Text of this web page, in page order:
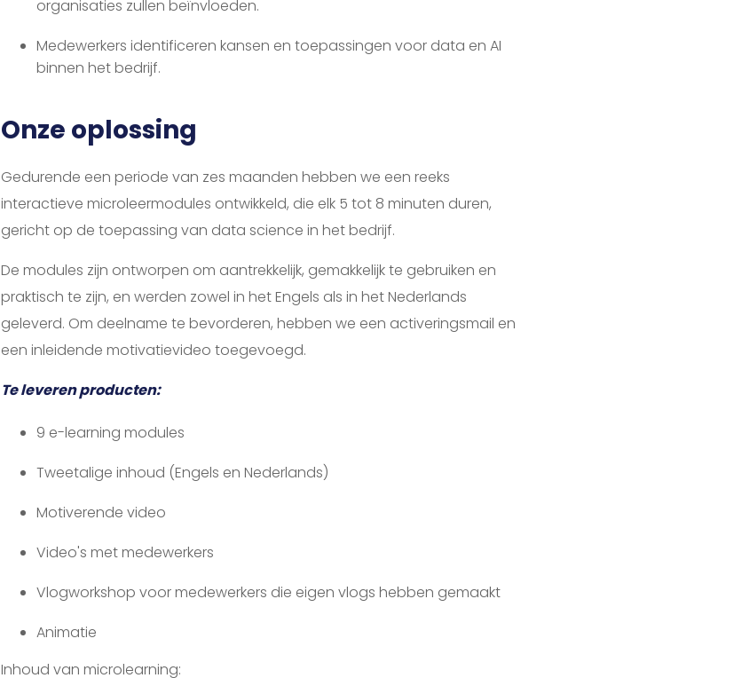
organisaties zullen beïnvloeden.
Medewerkers identificeren kansen en toepassingen voor data en AI
binnen het bedrijf.
Onze oplossing
Gedurende een periode van zes maanden hebben we een reeks
interactieve microleermodules ontwikkeld, die elk 5 tot 8 minuten duren,
gericht op de toepassing van data science in het bedrijf.
De modules zijn ontworpen om aantrekkelijk, gemakkelijk te gebruiken en
praktisch te zijn, en werden zowel in het Engels als in het Nederlands
geleverd. Om deelname te bevorderen, hebben we een activeringsmail en
een inleidende motivatievideo toegevoegd.
Te leveren producten:
9 e-learning modules
Tweetalige inhoud (Engels en Nederlands)
Motiverende video
Video's met medewerkers
Vlogworkshop voor medewerkers die eigen vlogs hebben gemaakt
Animatie
Inhoud van microlearning: